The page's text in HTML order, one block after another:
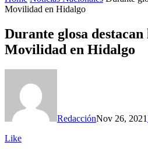
Movilidad en Hidalgo
Durante glosa destacan
Movilidad en Hidalgo
RedacciónNov 26, 2021
Like